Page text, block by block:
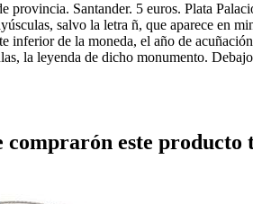
provincia. Santander. 5 euros. Plata
salvo la letra ñ, que aparece en
inferior de la moneda, el año de
la leyenda de dicho monumento.
comprarón este